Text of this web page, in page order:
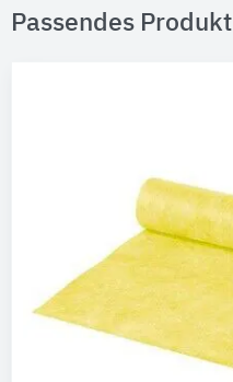
Passendes Produkt